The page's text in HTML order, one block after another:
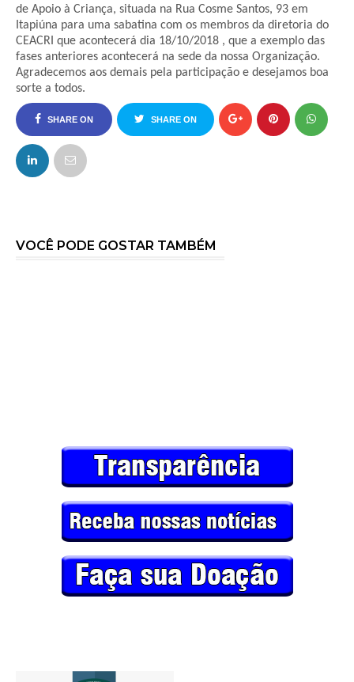
de Apoio à Criança, situada na Rua Cosme Santos, 93 em
Itapiúna para uma sabatina com os membros da diretoria do
CEACRI que acontecerá dia 18/10/2018 , que a exemplo das
fases anteriores acontecerá na sede da nossa Organização.
Agradecemos aos demais pela participação e desejamos boa
sorte a todos.
SHARE ON
FACEBOOK
SHARE ON
VOCÊ PODE GOSTAR TAMBÉM